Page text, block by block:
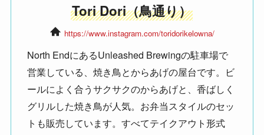
Tori Dori（鳥通り）
https://www.instagram.com/toridorikelowna/
North EndにあるUnleashed Brewingの駐車場で
営業している、焼き鳥とからあげの屋台です。ビ
ールによく合うサクサクのからあげと、香ばしく
グリルした焼き鳥が人気。お弁当スタイルのセッ
トも販売しています。すべてテイクアウト形式